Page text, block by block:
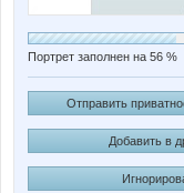
Портрет заполнен на 56 %
Отправить
Добавить в